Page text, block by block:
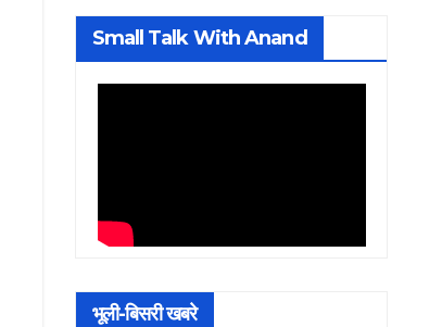
Small Talk With Anand
भूली-बिसरी खबरे